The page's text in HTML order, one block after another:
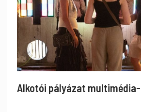
Alkotói pályázat